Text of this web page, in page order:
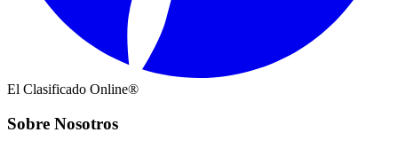
El Clasificado Online®
Sobre Nosotros